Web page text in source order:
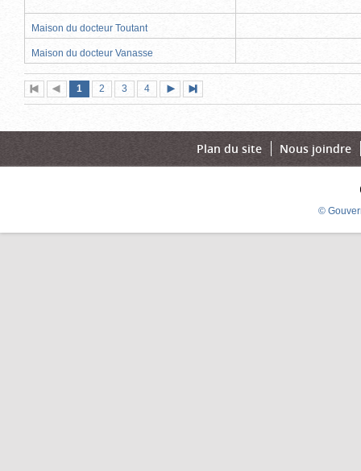
Maison du docteur Toutant
Maison du docteur Vanasse
Première
page
Page
précédente
Page
1 (page
actuelle)
Page
2 Page
3 Page
4
suivante
page
Plan du site Nous joindre
©